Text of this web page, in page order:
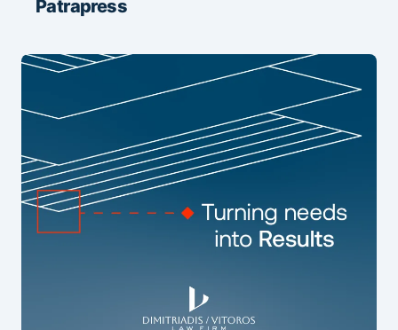
Patrapress